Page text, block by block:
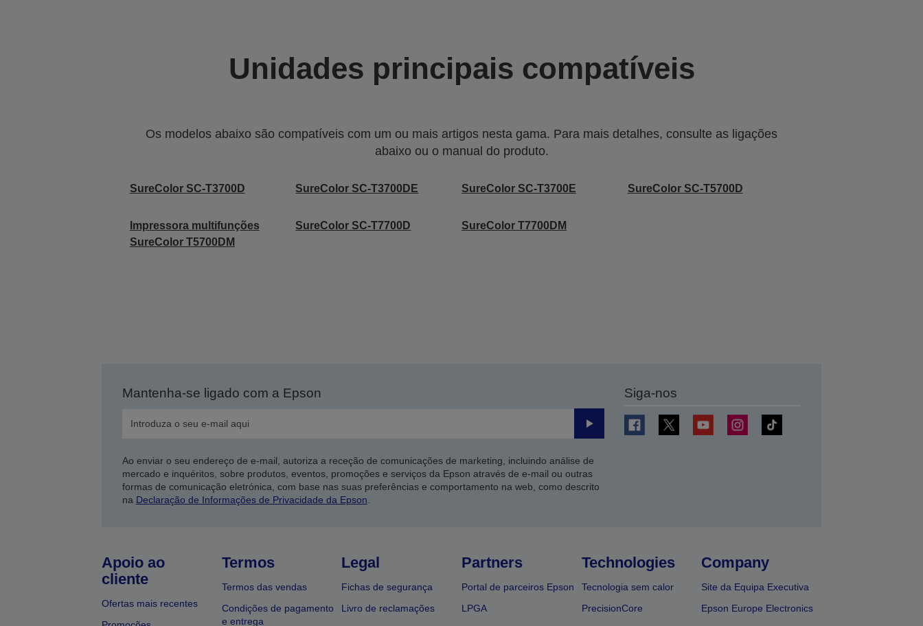
Unidades principais compatíveis
Os modelos abaixo são compatíveis com um ou mais artigos nesta gama. Para mais detalhes, consulte as ligações
abaixo ou o manual do produto.
SureColor SC-T3700D SureColor SC-T3700DE SureColor SC-T3700E SureColor SC-T5700D
Impressora multifunções
SureColor T5700DM
SureColor SC-T7700D SureColor T7700DM
Mantenha-se ligado com a Epson
Enviar
Ao enviar o seu endereço de e-mail, autoriza a receção de comunicações de marketing, incluindo análise de
mercado e inquéritos, sobre produtos, eventos, promoções e serviços da Epson através de e-mail ou outras
formas de comunicação eletrónica, com base nas suas preferências e comportamento na web, como descrito
na Declaração de Informações de Privacidade da Epson
Siga-nos
Apoio ao
cliente
Ofertas mais recentes
Termos
Termos das vendas
Condições de pagamento
e entrega
Legal
Fichas de segurança
Livro de reclamações
Partners
Portal de parceiros Epson
LPGA
Technologies
Tecnologia sem calor
PrecisionCore
Company
Site da Equipa Executiva
Epson Europe Electronics